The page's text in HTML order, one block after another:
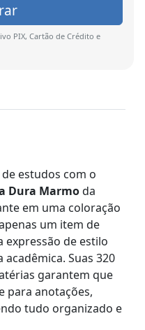
PIX, Cartão de Crédito e
estudos com o
Dura Marmoda
em uma coloração
um item de
expressão de estilo
Suas 320
garantem que
para anotações,
tudo organizado e